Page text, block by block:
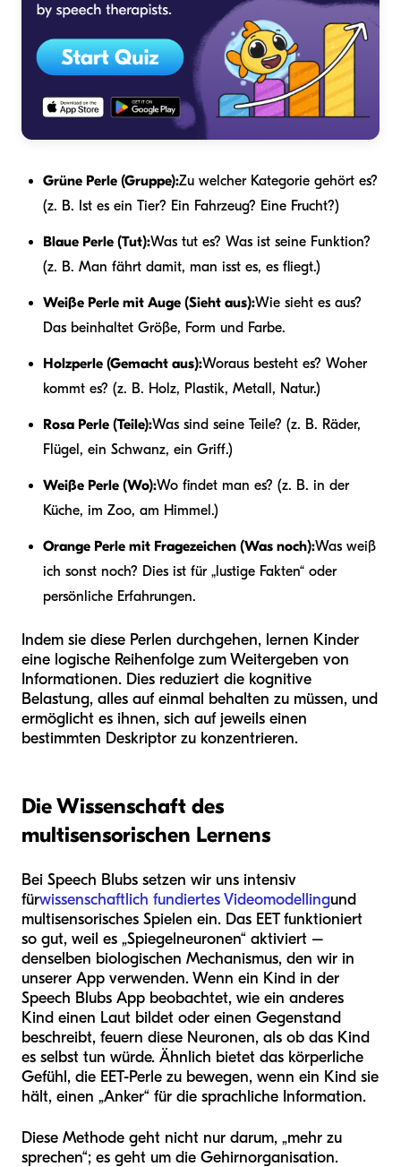
Grüne Perle (Gruppe):Zu welcher Kategorie gehört es?
(z. B. Ist es ein Tier? Ein Fahrzeug? Eine Frucht?)
Blaue Perle (Tut):Was tut es? Was ist seine Funktion?
(z. B. Man fährt damit, man isst es, es fliegt.)
Weiße Perle mit Auge (Sieht aus):Wie sieht es aus?
Das beinhaltet Größe, Form und Farbe.
Holzperle (Gemacht aus):Woraus besteht es? Woher
kommt es? (z. B. Holz, Plastik, Metall, Natur.)
Rosa Perle (Teile):Was sind seine Teile? (z. B. Räder,
Flügel, ein Schwanz, ein Griff.)
Weiße Perle (Wo):Wo findet man es? (z. B. in der
Küche, im Zoo, am Himmel.)
Orange Perle mit Fragezeichen (Was noch):Was weiß
ich sonst noch? Dies ist für „lustige Fakten“ oder
persönliche Erfahrungen.
Indem sie diese Perlen durchgehen, lernen Kinder
eine logische Reihenfolge zum Weitergeben von
Informationen. Dies reduziert die kognitive
Belastung, alles auf einmal behalten zu müssen, und
ermöglicht es ihnen, sich auf jeweils einen
bestimmten Deskriptor zu konzentrieren.
Die Wissenschaft des
multisensorischen Lernens
Bei Speech Blubs setzen wir uns intensiv
fürwissenschaftlich fundiertes Videomodellingund
multisensorisches Spielen ein. Das EET funktioniert
so gut, weil es „Spiegelneuronen“ aktiviert –
denselben biologischen Mechanismus, den wir in
unserer App verwenden. Wenn ein Kind in der
Speech Blubs App beobachtet, wie ein anderes
Kind einen Laut bildet oder einen Gegenstand
beschreibt, feuern diese Neuronen, als ob das Kind
es selbst tun würde. Ähnlich bietet das körperliche
Gefühl, die EET-Perle zu bewegen, wenn ein Kind sie
hält, einen „Anker“ für die sprachliche Information.
Diese Methode geht nicht nur darum, „mehr zu
sprechen“; es geht um die Gehirnorganisation.